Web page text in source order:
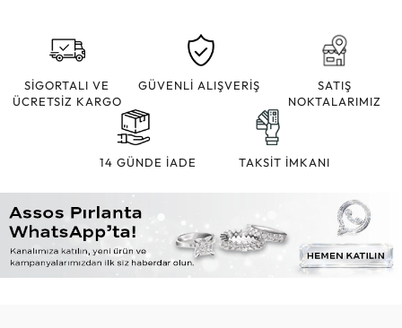
SİGORTALI VE
ÜCRETSİZ KARGO
GÜVENLİ ALIŞVERİŞ
SATIŞ
NOKTALARIMIZ
14 GÜNDE İADE TAKSİT İMKANI